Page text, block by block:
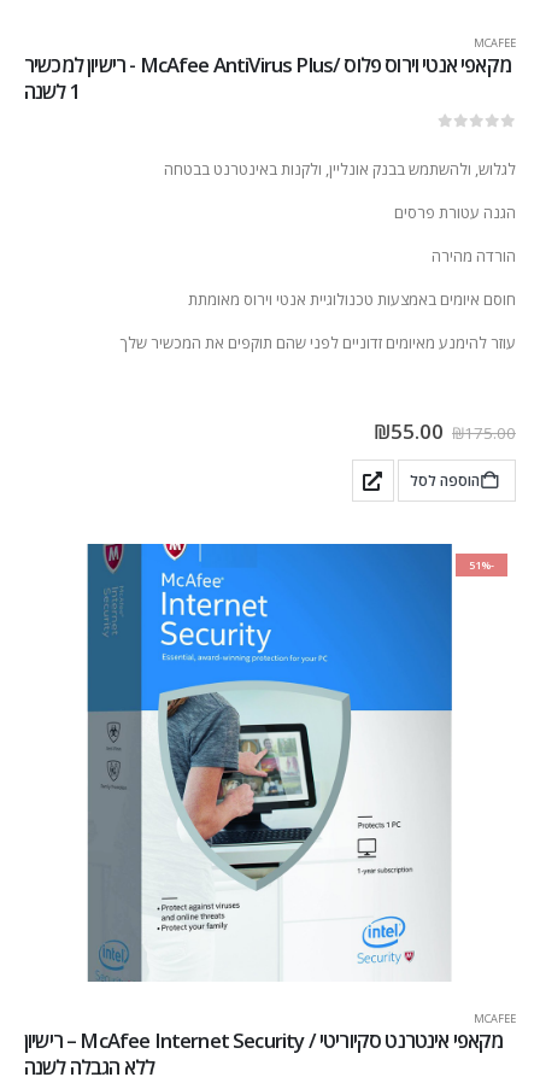
MCAFEE
מקאפי אנטי וירוס פלוס /McAfee AntiVirus Plus - רישיון למכשיר
1 לשנה
לגלוש, ולהשתמש בבנק אונליין, ולקנות באינטרנט בבטחה
הגנה עטורת פרסים
הורדה מהירה
חוסם איומים באמצעות טכנולוגיית אנטי וירוס מאומתת
עוזר להימנע מאיומים זדוניים לפני שהם תוקפים את המכשיר שלך
₪175.00
₪55.00
הוספה לסל
-51%
MCAFEE
מקאפי אינטרנט סקיוריטי / McAfee Internet Security – רישיון
ללא הגבלה לשנה